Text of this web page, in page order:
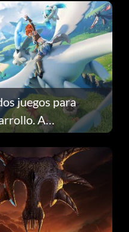
juegos para
A
por qué.